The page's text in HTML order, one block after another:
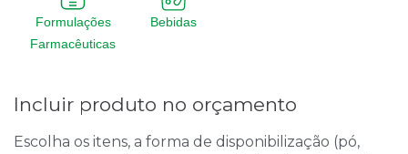
Formulações
Farmacêuticas
Bebidas
Incluir produto no orçamento
Escolha os itens, a forma de disponibilização (pó,